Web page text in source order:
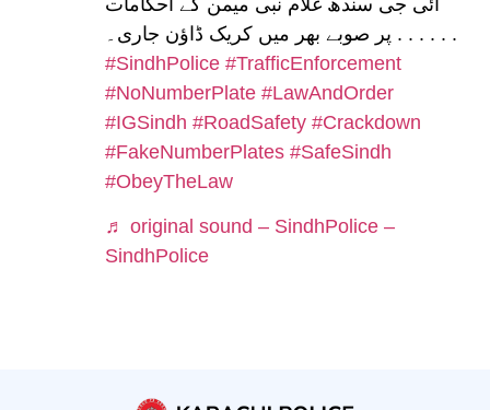
آئی جی سندھ غلام نبی میمن کے احکامات
پر صوبے بھر میں کریک ڈاؤن جاری۔ . . . . . .
#SindhPolice #TrafficEnforcement
#NoNumberPlate #LawAndOrder
#IGSindh #RoadSafety #Crackdown
#FakeNumberPlates #SafeSindh
#ObeyTheLaw
♬ original sound – SindhPolice –
SindhPolice